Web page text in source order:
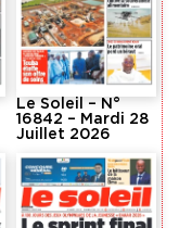
Le Soleil – N°
16842 – Mardi 28
Juillet 2026